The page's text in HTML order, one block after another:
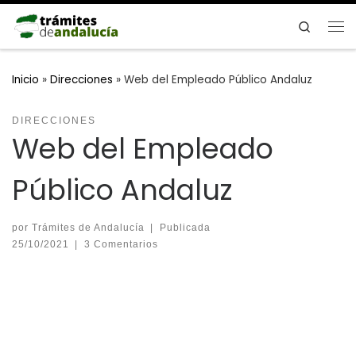
Saltar al contenido
Search
Inicio » Direcciones » Web del Empleado Público Andaluz
DIRECCIONES
Web del Empleado
Público Andaluz
por Trámites de Andalucía
Publicada
25/10/2021
3 Comentarios